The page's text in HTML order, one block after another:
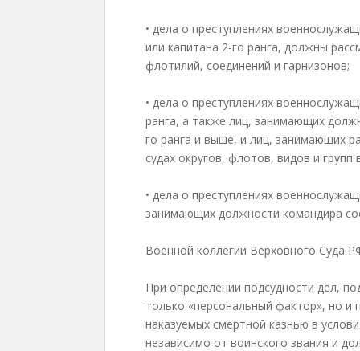
• дела о преступлениях
или капитана 2-го ранга, должны
флотилий, соединений и гарнизонов;
• дела о преступлениях
ранга, а также лиц, занимающих
го ранга и выше, и лиц, занимающих
судах округов, флотов, видов и групп
• дела о преступлениях
занимающих должности командира
Военной коллегии Верховного Суда
При определении подсудности дел,
только «персональный фактор», но и
наказуемых смертной казнью в
независимо от воинского звания и